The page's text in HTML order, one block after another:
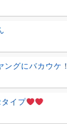
ングにバカウケ！
イプ